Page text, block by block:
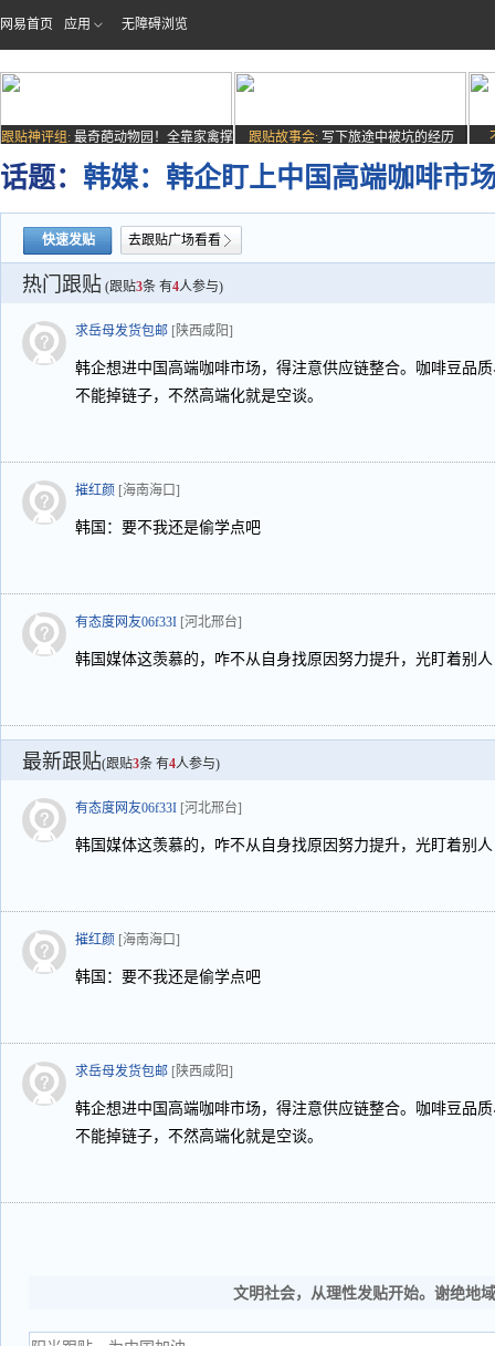
网易首页 应用 无障碍浏览
跟贴神评组: 最奇葩动物园！全靠家禽撑
场子
跟贴故事会: 写下旅途中被坑的经历
话题： 韩媒：韩企盯上中国高端咖啡市
快速发贴 去跟贴广场看看
热门跟贴 (跟贴3条 有4人参与)
求岳母发货包邮 [陕西咸阳]
韩企想进中国高端咖啡市场，得注意供应链整合。咖啡豆品
不能掉链子，不然高端化就是空谈。
摧红颜 [海南海口]
韩国：要不我还是偷学点吧
有态度网友06f33I [河北邢台]
韩国媒体这羡慕的，咋不从自身找原因努力提升，光盯着别人
最新跟贴(跟贴3条 有4人参与)
有态度网友06f33I [河北邢台]
韩国媒体这羡慕的，咋不从自身找原因努力提升，光盯着别人
摧红颜 [海南海口]
韩国：要不我还是偷学点吧
求岳母发货包邮 [陕西咸阳]
韩企想进中国高端咖啡市场，得注意供应链整合。咖啡豆品
不能掉链子，不然高端化就是空谈。
文明社会，从理性发贴开始。谢绝地